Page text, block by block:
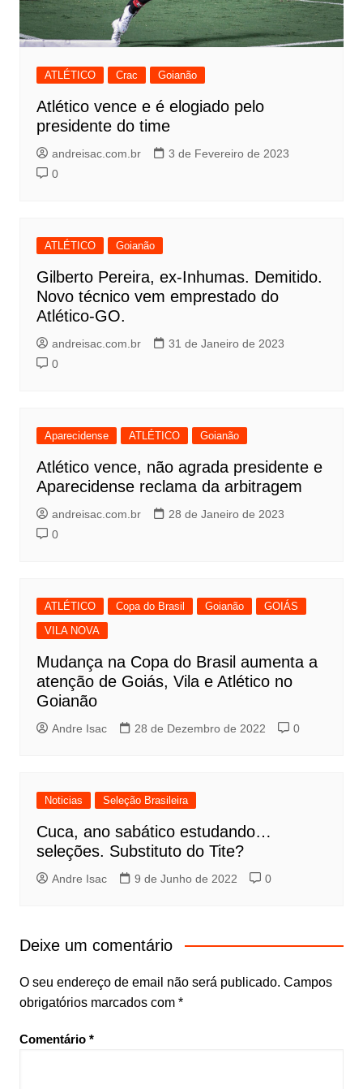
ATLÉTICO Crac Goianão
Atlético vence e é elogiado pelo
presidente do time
andreisac.com.br
3 de Fevereiro de 2023
0
ATLÉTICO Goianão
Gilberto Pereira, ex-Inhumas. Demitido.
Novo técnico vem emprestado do
Atlético-GO.
andreisac.com.br
31 de Janeiro de 2023
0
Aparecidense ATLÉTICO Goianão
Atlético vence, não agrada presidente e
Aparecidense reclama da arbitragem
andreisac.com.br
28 de Janeiro de 2023
0
ATLÉTICO Copa do Brasil Goianão
GOIÁS
VILA NOVA
Mudança na Copa do Brasil aumenta a
atenção de Goiás, Vila e Atlético no
Goianão
Andre Isac 28 de Dezembro de 2022 0
Noticias Seleção Brasileira
Cuca, ano sabático estudando…
seleções. Substituto do Tite?
Andre Isac 9 de Junho de 2022 0
Deixe um comentário
O seu endereço de email não será publicado. Campos
obrigatórios marcados com *
Comentário *